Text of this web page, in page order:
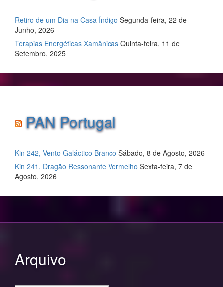
Retiro de um Dia na Casa Índigo Segunda-feira, 22 de
Junho, 2026
Terapias Energéticas Xamânicas Quinta-feira, 11 de
Setembro, 2025
PAN Portugal
Kin 242, Vento Galáctico Branco Sábado, 8 de Agosto, 2026
Kin 241, Dragão Ressonante Vermelho Sexta-feira, 7 de
Agosto, 2026
Arquivo